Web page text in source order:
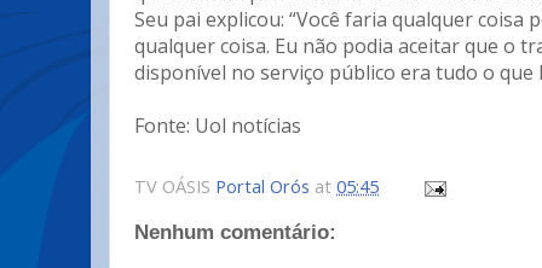
Seu pai explicou: “Você faria qualquer coisa
qualquer coisa. Eu não podia aceitar que o
disponível no serviço público era tudo o que
Fonte: Uol notícias
TV OÁSIS Portal Orós at 05:45
Nenhum comentário: